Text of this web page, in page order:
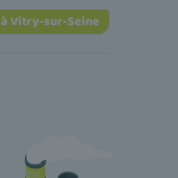
Vitry-sur-Seine